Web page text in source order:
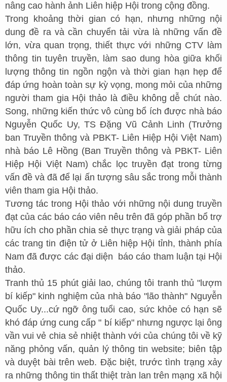
nâng cao hành ảnh Liên hiệp Hội trong cộng đồng.
Trong khoảng thời gian có hạn, nhưng những nội
dung đề ra và cần chuyển tải vừa là những vấn đề
lớn, vừa quan trọng, thiết thực với những CTV làm
thông tin tuyên truyền, làm sao dung hòa giữa khối
lượng thông tin ngồn ngộn và thời gian hạn hẹp để
đáp ứng hoàn toàn sự kỳ vọng, mong mỏi của những
người tham gia Hội thảo là điều không dễ chút nào.
Song, những kiến thức vô cùng bổ ích được nhà báo
Nguyễn Quốc Uy, TS Đặng Vũ Cảnh Linh (Trưởng
ban Truyền thông và PBKT- Liên Hiệp Hội Việt Nam)
nhà báo Lê Hồng (Ban Truyền thông và PBKT- Liên
Hiệp Hội Việt Nam) chắc lọc truyền đạt trong từng
vấn đề và đã để lại ấn tượng sâu sắc trong mỗi thành
viên tham gia Hội thảo.
Tương tác trong Hội thảo với những nội dung truyền
đạt của các báo cáo viên nêu trên đã góp phần bổ trợ
hữu ích cho phần chia sẻ thực trạng và giải pháp của
các trang tin điện tử ở Liên hiệp Hội tỉnh, thành phía
Nam đã được các đại diện báo cáo tham luận tại Hội
thảo.
Tranh thủ 15 phút giải lao, chúng tôi tranh thủ "lượm
bí kiếp" kinh nghiệm của nhà báo "lão thành" Nguyễn
Quốc Uy...cứ ngỡ ông tuổi cao, sức khỏe có hạn sẽ
khó đáp ứng cung cấp " bí kiếp" nhưng ngược lại ông
vần vui vẻ chia sẻ nhiệt thành với của chúng tôi về kỹ
năng phỏng vấn, quản lý thông tin website; biên tập
và duyệt bài trên web. Đặc biệt, trước tình trạng xảy
ra những thông tin thất thiệt tràn lan trên mạng xã hội